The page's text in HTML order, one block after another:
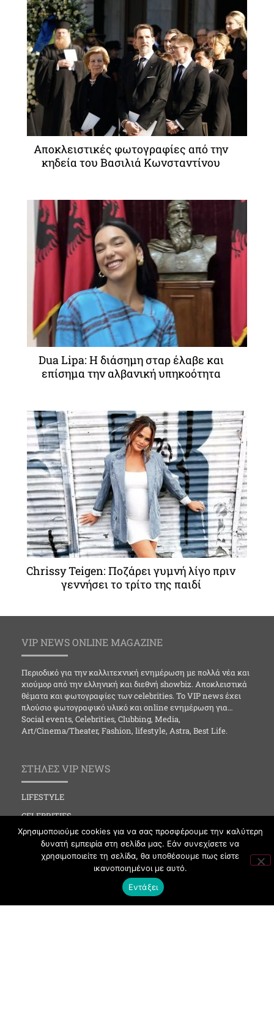
Αποκλειστικές φωτογραφίες από την
κηδεία του Βασιλιά Κωνσταντίνου
Dua Lipa: Η διάσημη σταρ έλαβε και
επίσημα την αλβανική υπηκοότητα
Chrissy Teigen: Ποζάρει γυμνή λίγο πριν
γεννήσει το τρίτο της παιδί
VIP NEWS ONLINE MAGAZINE
Περιοδικό για την καλλιτεχνική ενημέρωση με πολλά νέα και
χιούμορ από την ελληνική και διεθνή showbiz. Αποκλειστικά
θέματα και φωτογραφίες των celebrities. Το VIP news έχει
πλούσιο φωτογραφικό υλικό και online ενημέρωση για…
Social events, Celebrities, Clubbing, Media,
Art/Cinema/Theater, Fashion, lifestyle, Astra, Best Life.
ΣΤΗΛΕΣ VIP NEWS
LIFESTYLE
CELEBRITIES
MEDIA
SOCIAL EVENTS
Χρησιμοποιούμε cookies για να σας προσφέρουμε την καλύτερη
δυνατή εμπειρία στη σελίδα μας. Εάν συνεχίσετε να
χρησιμοποιείτε τη σελίδα, θα υποθέσουμε πως είστε
ικανοποιημένοι με αυτό.
Εντάξει